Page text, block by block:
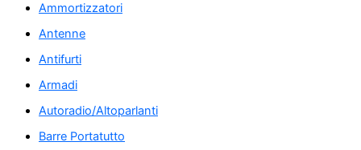
Ammortizzatori
Antenne
Antifurti
Armadi
Autoradio/Altoparlanti
Barre Portatutto